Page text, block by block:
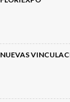
NUEVAS